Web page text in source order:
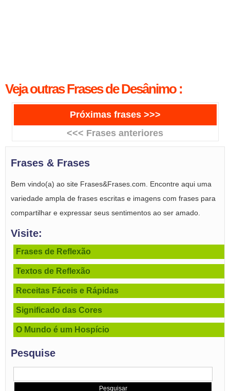
Veja outras Frases de Desânimo :
Próximas frases >>>
<<< Frases anteriores
Frases & Frases
Bem vindo(a) ao site Frases&Frases.com. Encontre aqui uma
variedade ampla de frases escritas e imagens com frases para
compartilhar e expressar seus sentimentos ao ser amado.
Visite:
Frases de Reflexão
Textos de Reflexão
Receitas Fáceis e Rápidas
Significado das Cores
O Mundo é um Hospício
Pesquise